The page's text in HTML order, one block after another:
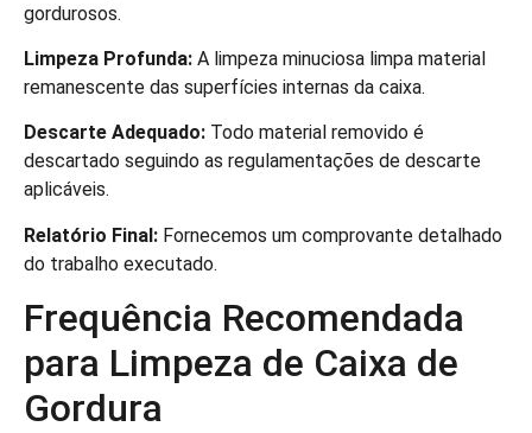
gordurosos.
Limpeza Profunda: A limpeza minuciosa limpa material
remanescente das superfícies internas da caixa.
Descarte Adequado: Todo material removido é
descartado seguindo as regulamentações de descarte
aplicáveis.
Relatório Final: Fornecemos um comprovante detalhado
do trabalho executado.
Frequência Recomendada
para Limpeza de Caixa de
Gordura